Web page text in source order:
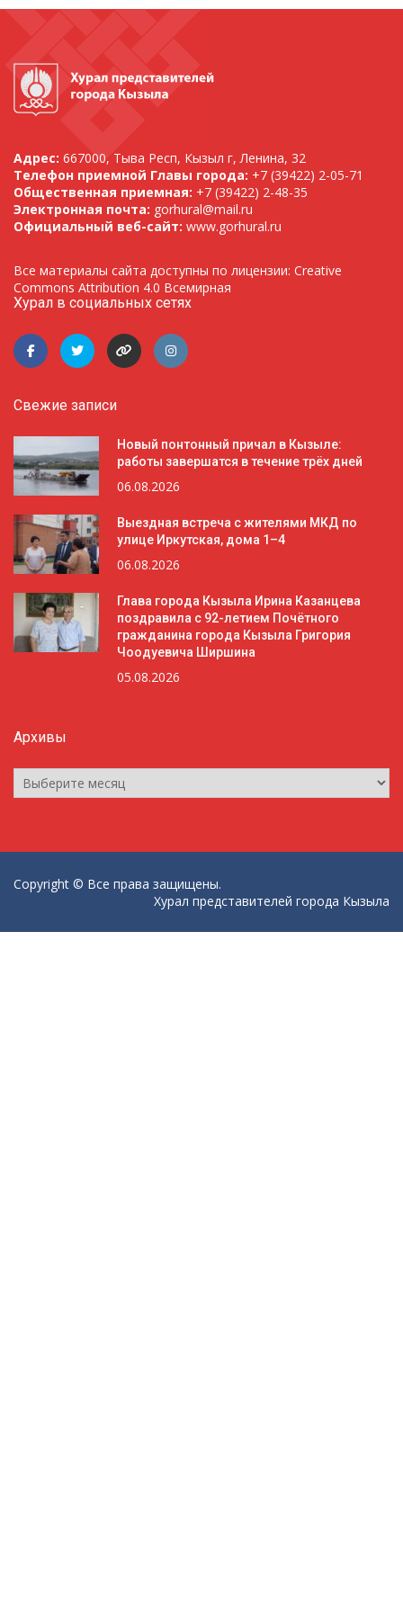
Адрес: 667000, Тыва Респ, Кызыл г, Ленина, 32
Телефон приемной Главы города: +7 (39422) 2-05-71
Общественная приемная: +7 (39422) 2-48-35
Электронная почта: gorhural@mail.ru
Официальный веб-сайт: www.gorhural.ru
Все материалы сайта доступны по лицензии: Creative
Commons Attribution 4.0 Всемирная
Хурал в социальных сетях
Свежие записи
Новый понтонный причал в Кызыле:
работы завершатся в течение трёх дней
06.08.2026
Выездная встреча с жителями МКД по
улице Иркутская, дома 1–4
06.08.2026
Глава города Кызыла Ирина Казанцева
поздравила с 92-летием Почётного
гражданина города Кызыла Григория
Чоодуевича Ширшина
05.08.2026
Архивы
Архивы
Copyright © Все права защищены.
Хурал представителей города Кызыла